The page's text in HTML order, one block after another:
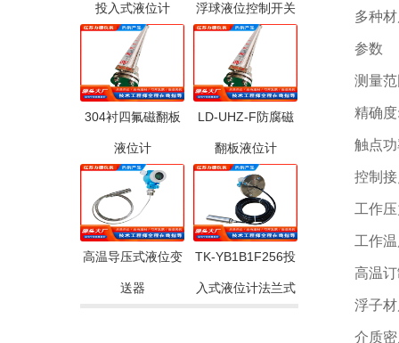
投入式液位计 浮球液位控制开关
304衬四氟磁翻板
液位计
LD-UHZ-F防腐磁
翻板液位计
高温导压式液位变
送器
TK-YB1B1F256投
入式液位计法兰式
多种
参数
测量范
精确度
触点
控制
工作压
工作
高温
浮子材
介质密